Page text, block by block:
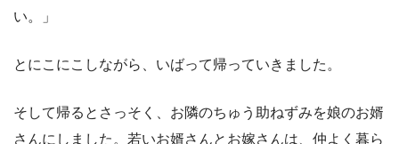
い。」
とにこにこしながら、いばって帰っていきました。
そして帰るとさっそく、お隣のちゅう助ねずみを娘のお婿
さんにしました。若いお婿さんとお嫁さんは、仲よく暮ら